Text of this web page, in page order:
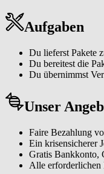
Aufgaben
Du lieferst Pakete
Du bereitest die
Du übernimmst
Unser
Faire Bezahlung
Ein krisensicherer
Gratis Bankkonto,
Alle erforderlichen